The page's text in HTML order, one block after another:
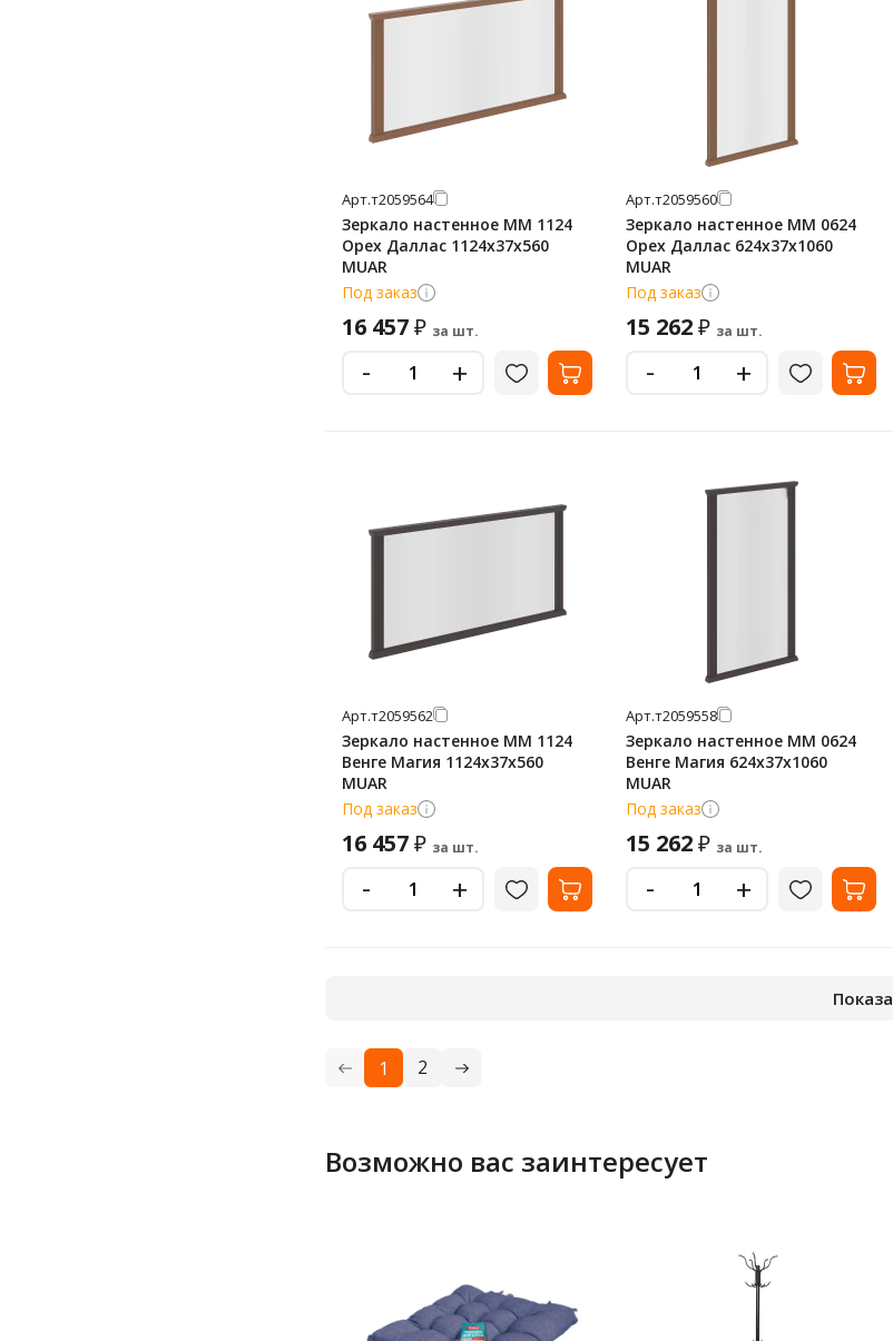
Арт.т2059564
Зеркало настенное MM 1124
Орех Даллас 1124х37х560
MUAR
Под заказ
16 457₽ за шт.
- +
Арт.т2059560
Зеркало настенное MM 0624
Орех Даллас 624х37х1060
MUAR
Под заказ
15 262₽ за шт.
- +
Арт.т2059562
Зеркало настенное MM 1124
Венге Магия 1124х37х560
MUAR
Под заказ
16 457₽ за шт.
- +
Арт.т2059558
Зеркало настенное MM 0624
Венге Магия 624х37х1060
MUAR
Под заказ
15 262₽ за шт.
- +
1 2
Возможно вас заинтересует